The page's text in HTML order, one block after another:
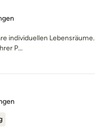
5 Sternen
individuellen Lebensräume.
P...
5 Sternen